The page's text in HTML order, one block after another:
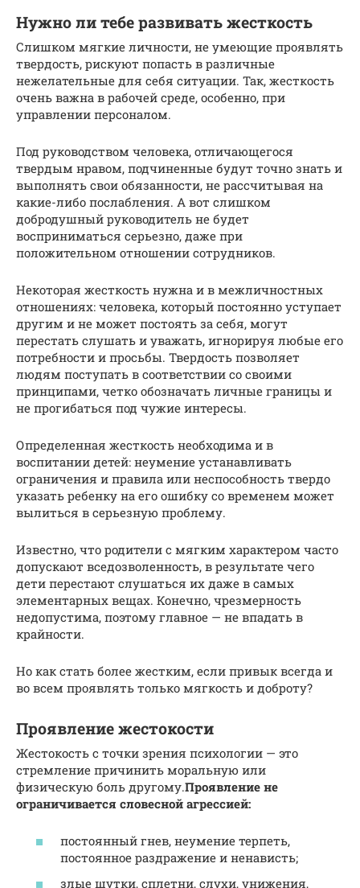
Нужно ли тебе развивать жесткость
Слишком мягкие личности, не умеющие проявлять
твердость, рискуют попасть в различные
нежелательные для себя ситуации. Так, жесткость
очень важна в рабочей среде, особенно, при
управлении персоналом.
Под руководством человека, отличающегося
твердым нравом, подчиненные будут точно знать и
выполнять свои обязанности, не рассчитывая на
какие-либо послабления. А вот слишком
добродушный руководитель не будет
восприниматься серьезно, даже при
положительном отношении сотрудников.
Некоторая жесткость нужна и в межличностных
отношениях: человека, который постоянно уступает
другим и не может постоять за себя, могут
перестать слушать и уважать, игнорируя любые его
потребности и просьбы. Твердость позволяет
людям поступать в соответствии со своими
принципами, четко обозначать личные границы и
не прогибаться под чужие интересы.
Определенная жесткость необходима и в
воспитании детей: неумение устанавливать
ограничения и правила или неспособность твердо
указать ребенку на его ошибку со временем может
вылиться в серьезную проблему.
Известно, что родители с мягким характером часто
допускают вседозволенность, в результате чего
дети перестают слушаться их даже в самых
элементарных вещах. Конечно, чрезмерность
недопустима, поэтому главное — не впадать в
крайности.
Но как стать более жестким, если привык всегда и
во всем проявлять только мягкость и доброту?
Проявление жестокости
Жестокость с точки зрения психологии — это
стремление причинить моральную или
физическую боль другому.Проявление не
ограничивается словесной агрессией:
постоянный гнев, неумение терпеть,
постоянное раздражение и ненависть;
злые шутки, сплетни, слухи, унижения,